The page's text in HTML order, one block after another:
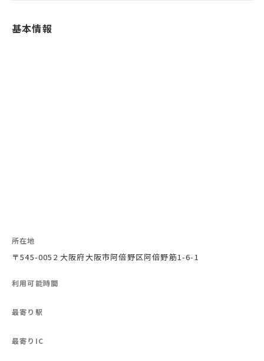
基本情報
所在地
〒545-0052 大阪府大阪市阿倍野区阿倍野筋1-6-1
利用可能時間
最寄り駅
最寄りIC